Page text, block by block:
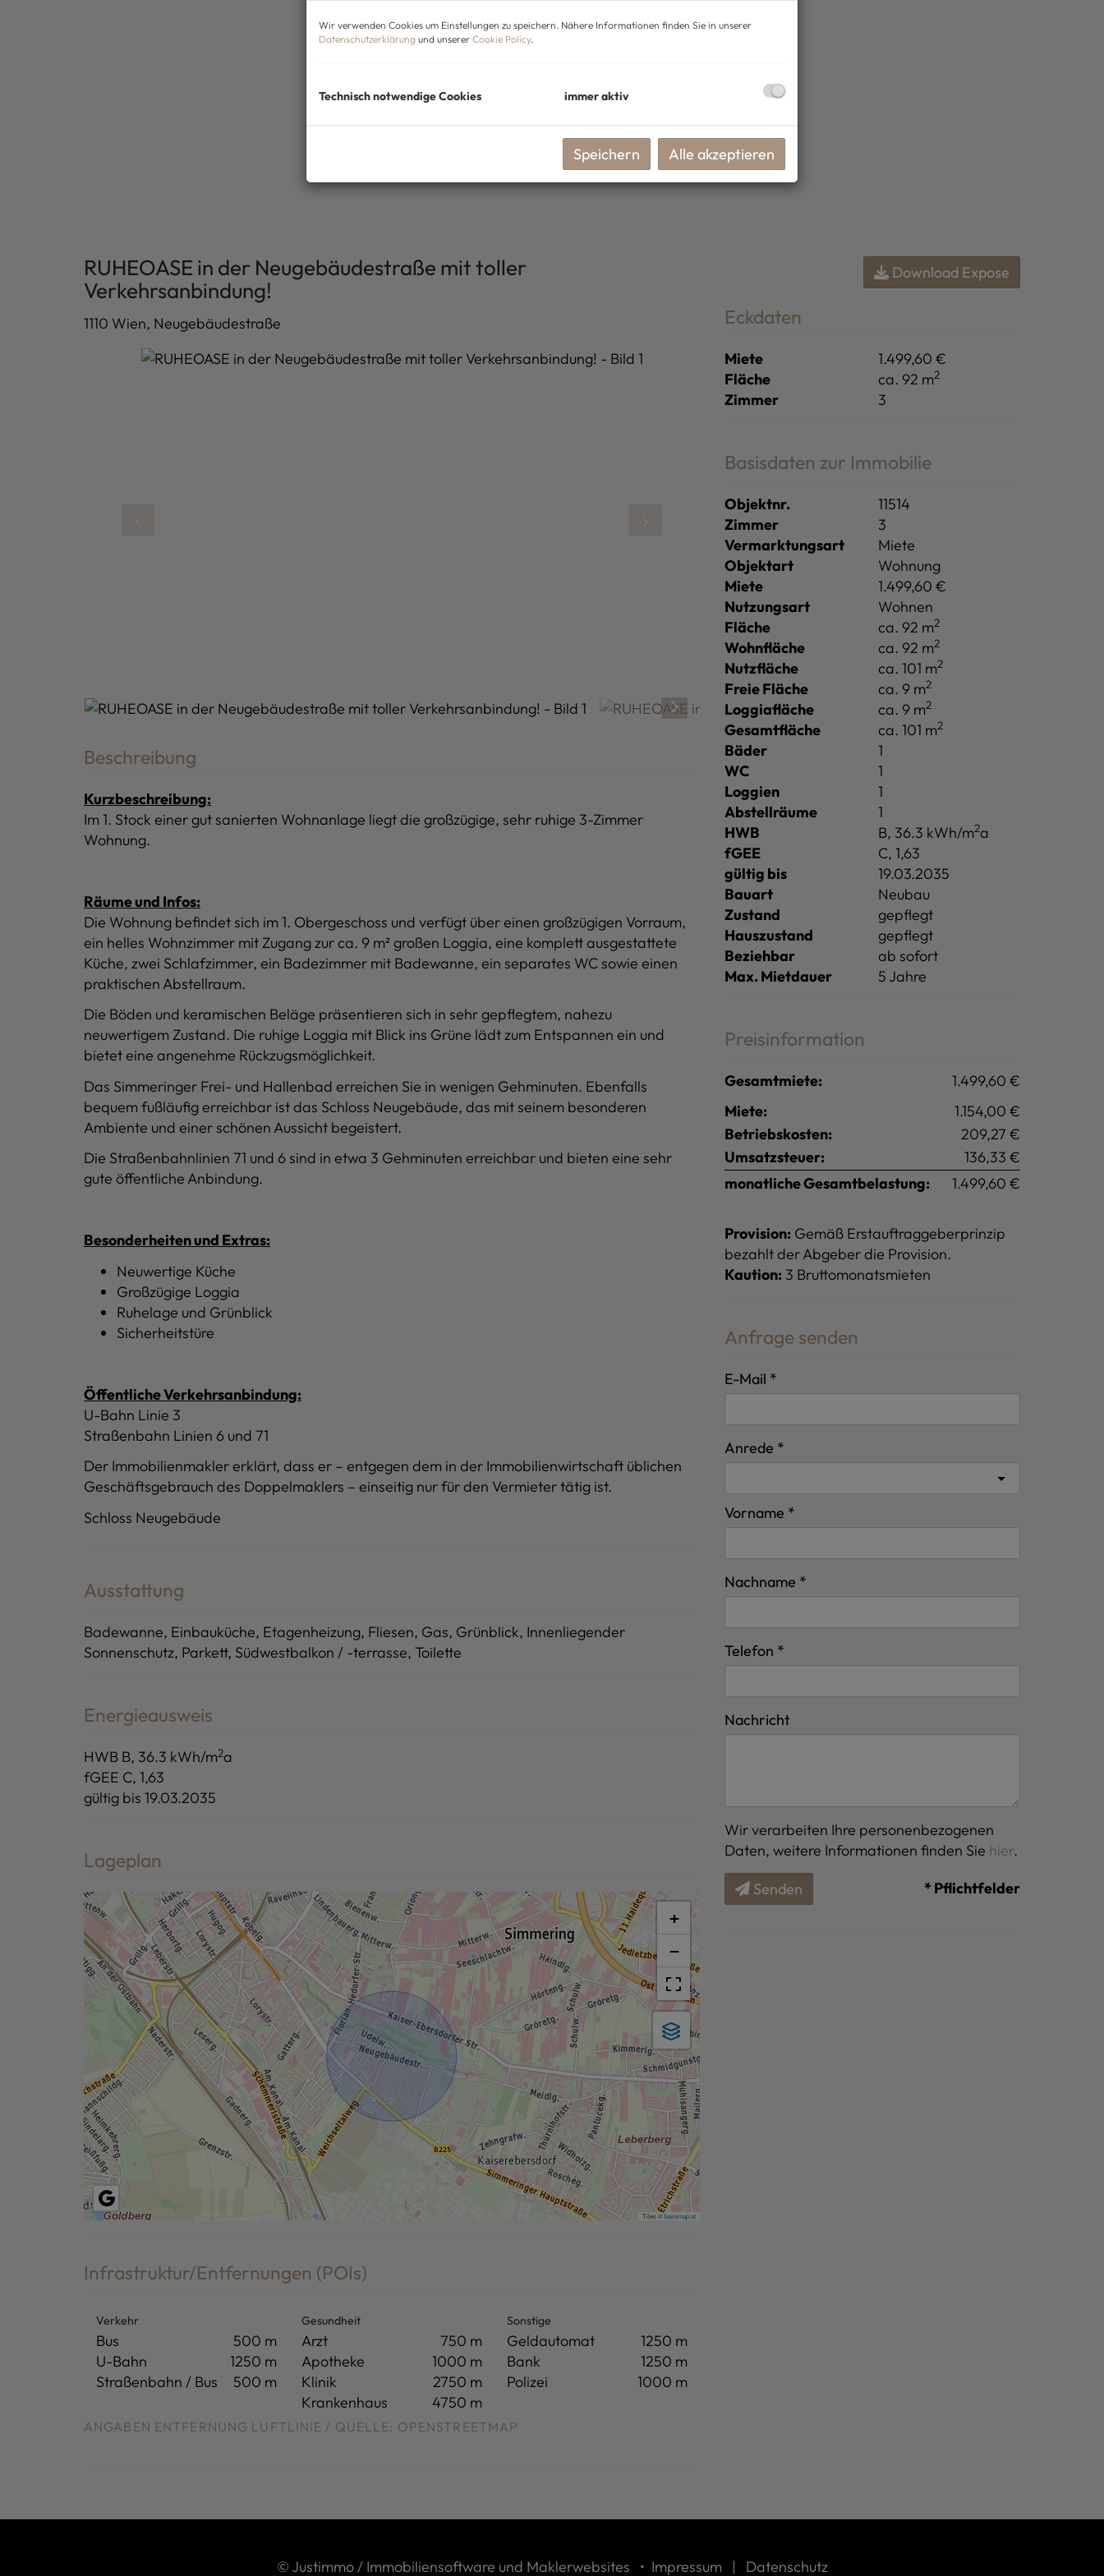
RUHEOASE in der Neugebäudestraße mit toller
Verkehrsanbindung!
1110 Wien, Neugebäudestraße
Beschreibung
Kurzbeschreibung:
Im 1. Stock einer gut sanierten Wohnanlage liegt die großzügige, sehr ruhige 3-Zimmer
Wohnung.
Räume und Infos:
Die Wohnung befindet sich im 1. Obergeschoss und verfügt über einen großzügigen Vorraum,
ein helles Wohnzimmer mit Zugang zur ca. 9 m² großen Loggia, eine komplett ausgestattete
Küche, zwei Schlafzimmer, ein Badezimmer mit Badewanne, ein separates WC sowie einen
praktischen Abstellraum.
Die Böden und keramischen Beläge präsentieren sich in sehr gepflegtem, nahezu
neuwertigem Zustand. Die ruhige Loggia mit Blick ins Grüne lädt zum Entspannen ein und
bietet eine angenehme Rückzugsmöglichkeit.
Das Simmeringer Frei- und Hallenbad erreichen Sie in wenigen Gehminuten. Ebenfalls
bequem fußläufig erreichbar ist das Schloss Neugebäude, das mit seinem besonderen
Ambiente und einer schönen Aussicht begeistert.
Die Straßenbahnlinien 71 und 6 sind in etwa 3 Gehminuten erreichbar und bieten eine sehr
gute öffentliche Anbindung.
Besonderheiten und Extras:
Neuwertige Küche
Großzügige Loggia
Ruhelage und Grünblick
Sicherheitstüre
Öffentliche Verkehrsanbindung:
U-Bahn Linie 3
Straßenbahn Linien 6 und 71
Der Immobilienmakler erklärt, dass er – entgegen dem in der Immobilienwirtschaft üblichen
Geschäftsgebrauch des Doppelmaklers – einseitig nur für den Vermieter tätig ist.
Schloss Neugebäude
Ausstattung
Badewanne Einbauküche Etagenheizung Fliesen Gas Grünblick Innenliegender
Sonnenschutz Parkett Südwestbalkon / -terrasse Toilette
Energieausweis
HWB B, 36.3 kWh/m2a
fGEE C, 1,63
gültig bis 19.03.2035
Lageplan
+
−
Tiles ©basemap.at
Infrastruktur/Entfernungen (POIs)
Verkehr
Bus
500 m
U-Bahn
1250 m
Straßenbahn / Bus
500 m
Gesundheit
Arzt
750 m
Apotheke
1000 m
Klinik
2750 m
Krankenhaus
4750 m
Sonstige
Geldautomat
1250 m
Bank
1250 m
Polizei
1000 m
ANGABEN ENTFERNUNG LUFTLINIE / QUELLE: OPENSTREETMAP
Download Expose
Eckdaten
Miete
1.499,60 €
Fläche
ca. 92 m2
Zimmer 3
Basisdaten zur Immobilie
Objektnr.
11514
Zimmer
3
Vermarktungsart
Miete
Objektart
Wohnung
Miete
1.499,60 €
Nutzungsart
Wohnen
Fläche
ca. 92 m2
Wohnfläche ca. 92 m2
Nutzfläche ca. 101 m2
Freie Fläche ca. 9 m2
Loggiafläche ca. 9 m2
Gesamtfläche ca. 101 m2
Bäder
1
WC
1
Loggien
1
Abstellräume
1
HWB
B, 36.3 kWh/m2a
fGEE
C, 1,63
gültig bis
19.03.2035
Bauart
Neubau
Zustand
gepflegt
Hauszustand
gepflegt
Beziehbar
ab sofort
Max. Mietdauer
5 Jahre
Preisinformation
Gesamtmiete:
1.499,60 €
Miete:
1.154,00 €
Betriebskosten:
209,27 €
Umsatzsteuer:
136,33 €
monatliche Gesamtbelastung:
1.499,60 €
Provision: Gemäß Erstauftraggeberprinzip
bezahlt der Abgeber die Provision.
Kaution: 3 Bruttomonatsmieten
Anfrage senden
E-Mail
Anrede
Vorname
Nachname
Telefon
Nachricht
Wir verarbeiten Ihre personenbezogenen
Daten, weitere Informationen finden Sie hier.
Senden * Pflichtfelder
© Justimmo / Immobiliensoftware und Maklerwebsites • Impressum| Datenschutz
Wir verwenden Cookies um Einstellungen zu speichern. Nähere Informationen finden Sie in unserer
Datenschutzerklärung und unserer Cookie Policy.
Technisch notwendige Cookies immer aktiv
Speichern Alle akzeptieren